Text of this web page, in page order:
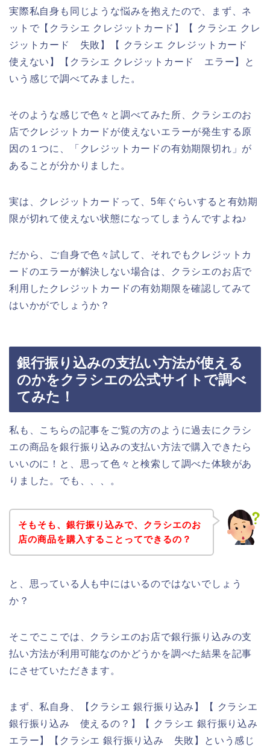
実際私自身も同じような悩みを抱えたので、まず、ネ
ットで【クラシエ クレジットカード】【 クラシエ クレ
ジットカード 失敗】【 クラシエ クレジットカード
使えない】【クラシエ クレジットカード エラー】と
いう感じで調べてみました。
そのような感じで色々と調べてみた所、クラシエのお
店でクレジットカードが使えないエラーが発生する原
因の１つに、「クレジットカードの有効期限切れ」が
あることが分かりました。
実は、クレジットカードって、5年ぐらいすると有効期
限が切れて使えない状態になってしまうんですよね♪
だから、ご自身で色々試して、それでもクレジットカ
ードのエラーが解決しない場合は、クラシエのお店で
利用したクレジットカードの有効期限を確認してみて
はいかがでしょうか？
銀行振り込みの支払い方法が使える
のかをクラシエの公式サイトで調べ
てみた！
私も、こちらの記事をご覧の方のように過去にクラシ
エの商品を銀行振り込みの支払い方法で購入できたら
いいのに！と、思って色々と検索して調べた体験があ
りました。でも、、、。
そもそも、銀行振り込みで、クラシエのお
店の商品を購入することってできるの？
と、思っている人も中にはいるのではないでしょう
か？
そこでここでは、クラシエのお店で銀行振り込みの支
払い方法が利用可能なのかどうかを調べた結果を記事
にさせていただきます。
まず、私自身、【クラシエ 銀行振り込み】【 クラシエ
銀行振り込み 使えるの？】【 クラシエ 銀行振り込み
エラー】【クラシエ 銀行振り込み 失敗】という感じ